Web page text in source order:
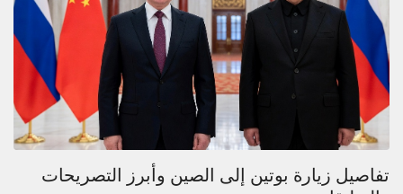
تفاصيل زيارة بوتين إلى الصين وأبرز التصريحات